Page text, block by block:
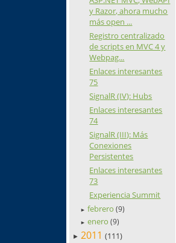
y Razor, ahora mucho
más open ...
Registro centralizado
de scripts en MVC 4 y
Webpag...
Enlaces interesantes
75
SignalR (IV): Hubs
Enlaces interesantes
74
SignalR (III): Más
Conexiones
Persistentes
Enlaces interesantes
73
Experiencia Summit
► febrero(9)
► enero(9)
► 2011 (111)